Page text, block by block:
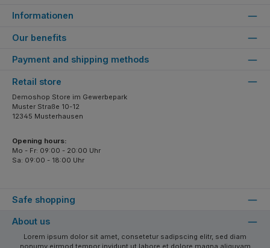
Informationen
Our benefits
Payment and shipping methods
Safe shopping
Retail store
Demoshop Store im Gewerbepark
Muster Straße 10-12
12345 Musterhausen
Opening hours:
Mo - Fr: 09:00 - 20:00 Uhr
Sa: 09:00 - 18:00 Uhr
About us
Lorem ipsum dolor sit amet, consetetur sadipscing elitr, sed diam